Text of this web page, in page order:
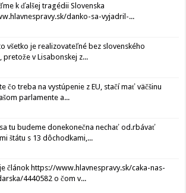
k ďalšej tragédii Slovenska
danko-sa-vyjadril-...
všetko je realizovateľné bez slovenského
pretože v Lisabonskej z...
čo treba na vystúpenie z EU, stačí mať väčšinu
parlamente a...
tu budeme donekonečna nechať od.rbávať
štátu s 13 dôchodkami,...
článok https://www.hlavnespravy.sk/caka-nas-
4440582 o čom v...